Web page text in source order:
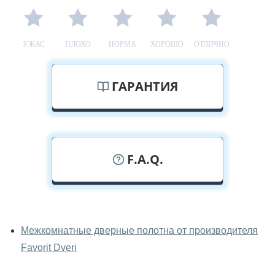
УЖАС ПЛОХО НОРМА ХОРОШО ОТЛИЧНО
ГАРАНТИЯ
F.A.Q.
полотна вживую?
Да, можно посмотреть дверные полотна в нашем
Межкомнатные дверные полотна от производителя
Favorit Dveri